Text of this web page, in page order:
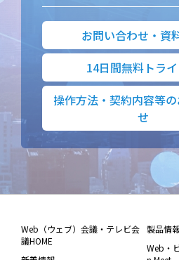
お問い合わせ・資
14日間無料トラ
操作方法・契約内容等
せ
Web（ウェブ）会議・テレビ会
議HOME
製品情
Web・